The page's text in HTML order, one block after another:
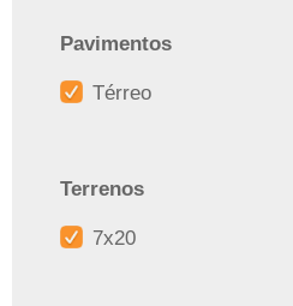
Pavimentos
Térreo
Terrenos
7x20